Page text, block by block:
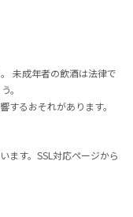
未成年者の飲酒は法律で
。
するおそれがあります。
ます。SSL対応ページから